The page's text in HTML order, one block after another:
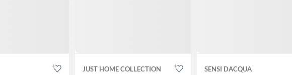
JUST HOME COLLECTION SENSI DACQUA